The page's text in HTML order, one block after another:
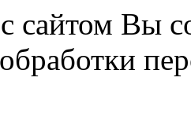
сайтом Вы